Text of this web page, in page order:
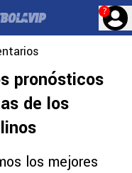
?
pronósticos
de los
los mejores